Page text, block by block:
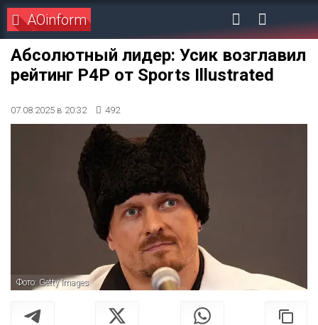
AOinform
Абсолютный лидер: Усик возглавил
рейтинг P4P от Sports Illustrated
07.08.2025 в 20:32 492
Фото: Getty Images